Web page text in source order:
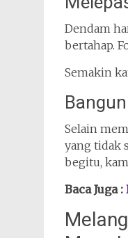
Dendam
bertahap.
Semakin
Selain
yang tidak
begitu,
Baca Juga :